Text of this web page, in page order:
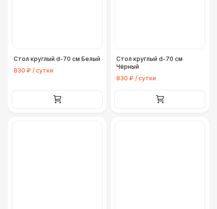
Стол круглый d-70 см Белый
830 ₽ / сутки
Стол круглый d-70 см
Чёрный
830 ₽ / сутки